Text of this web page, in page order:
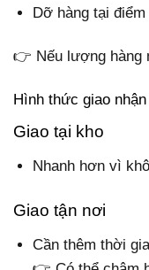
Dỡ hàng tại điểm
👉 Nếu lượng hàng
Hình thức giao nhận
Giao tại kho
Nhanh hơn vì
Giao tận nơi
Cần thêm thời